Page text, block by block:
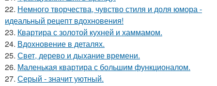
22. Немного творчества, чувство стиля и доля юмора -
идеальный рецепт вдохновения!
23. Квартира с золотой кухней и хаммамом.
24. Вдохновение в деталях.
25. Свет, дерево и дыхание времени.
26. Маленькая квартира с большим функционалом.
27. Серый - значит уютный.